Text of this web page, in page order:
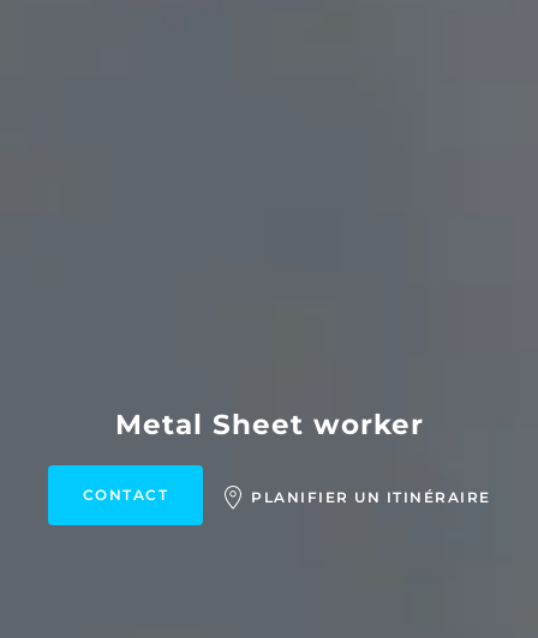
Metal Sheet worker
CONTACT PLANIFIER UN ITINÉRAIRE